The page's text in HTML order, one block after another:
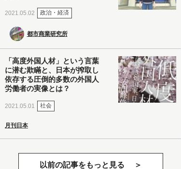
2021.05.02 政治・経済
都市商業研究所
「高度外国人材」という言葉
に潜む欺瞞と、日本が搾取し
依存する圧倒的多数の外国人
労働者の実像とは？
2021.05.01 社会
月刊日本
以前の記事をもっと見る